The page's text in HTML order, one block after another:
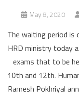
May 8, 2020
The waiting period
HRD ministry today
exams that to be
10th and 12th.
Ramesh Pokhriyal